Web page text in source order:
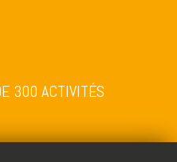
300 ACTIVITÉS